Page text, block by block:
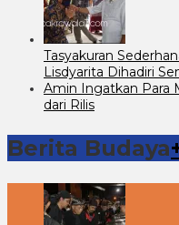
Tasyakuran
Lisdyarita Dihadiri
Amin Ingatkan Para
dari Rilis
Berita Budaya